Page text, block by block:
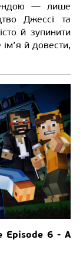
— лише
Джессі та
й зупинити
й довести,
Episode 6 - A